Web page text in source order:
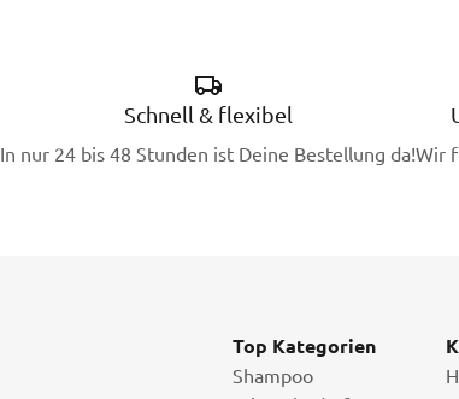
Schnell & flexibel
In nur 24 bis 48 Stunden ist Deine Bestellung da!Wir
Top Kategorien
Shampoo